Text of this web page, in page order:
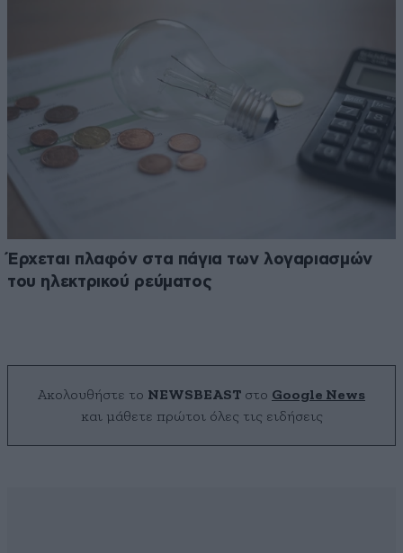
Έρχεται πλαφόν στα πάγια των λογαριασμών
του ηλεκτρικού ρεύματος
Ακολουθήστε το NEWSBEAST στο Google News
και μάθετε πρώτοι όλες τις ειδήσεις